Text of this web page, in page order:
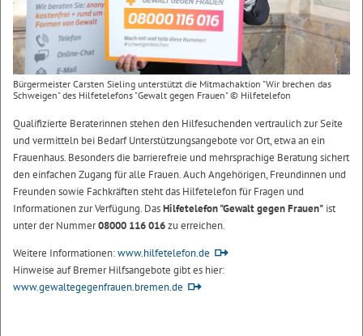
Bürgermeister Carsten Sieling unterstützt die Mitmachaktion "Wir brechen das
Schweigen" des Hilfetelefons "Gewalt gegen Frauen" © Hilfetelefon
Qualifizierte Beraterinnen stehen den Hilfesuchenden vertraulich zur Seite
und vermitteln bei Bedarf Unterstützungsangebote vor Ort, etwa an ein
Frauenhaus. Besonders die barrierefreie und mehrsprachige Beratung sichert
den einfachen Zugang für alle Frauen. Auch Angehörigen, Freundinnen und
Freunden sowie Fachkräften steht das Hilfetelefon für Fragen und
Informationen zur Verfügung. DasHilfetelefon "Gewalt gegen Frauen" ist
unter der Nummer08000 116 016zu erreichen.
Weitere Informationen:www.hilfetelefon.de
Hinweise auf Bremer Hilfsangebote gibt es hier:
www.gewaltegegenfrauen.bremen.de